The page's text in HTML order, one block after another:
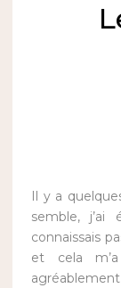
Il y a
semble,
connaissais
et cela
agréablement